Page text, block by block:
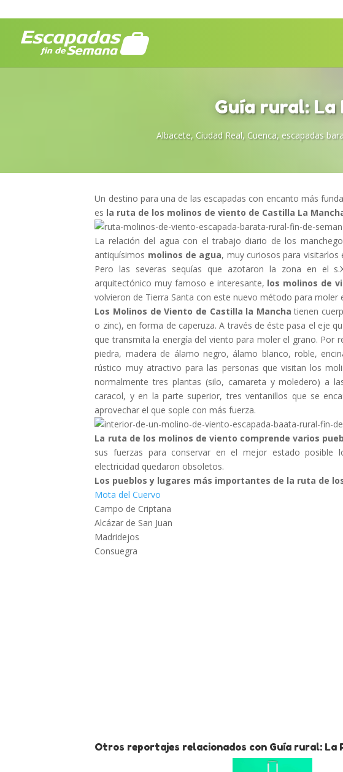
Guía rural:
Albacete, Ciudad Real, Cuenca, escapadas
Un destino para una de las escapadas con encanto más
es la ruta de los molinos de viento de Castilla La
La relación del agua con el trabajo diario de los
antiquísimos molinos de agua, muy curiosos para visitarlos
Pero las severas sequías que azotaron la zona en el
arquitectónico muy famoso e interesante, los molinos de
volvieron de Tierra Santa con este nuevo método para moler
Los Molinos de Viento de Castilla la Mancha tienen
o zinc), en forma de caperuza. A través de éste pasa el eje
que transmita la energía del viento para moler el grano. Por
piedra, madera de álamo negro, álamo blanco, roble,
rústico muy atractivo para las personas que visitan los
normalmente tres plantas (silo, camareta y moledero) a
caracol, y en la parte superior, tres ventanillos que se
aprovechar el que sople con más fuerza.
La ruta de los molinos de viento comprende varios
sus fuerzas para conservar en el mejor estado posible
electricidad quedaron obsoletos.
Los pueblos y lugares más importantes de la ruta de
Mota del Cuervo
Campo de Criptana
Alcázar de San Juan
Madridejos
Consuegra
Otros reportajes relacionados con Guía rural: La